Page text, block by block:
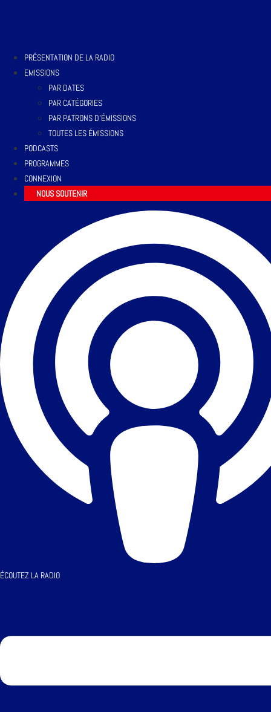
PRÉSENTATION DE LA RADIO
EMISSIONS
PAR DATES
PAR CATÉGORIES
PAR PATRONS D’ÉMISSIONS
TOUTES LES ÉMISSIONS
PODCASTS
PROGRAMMES
CONNEXION
NOUS SOUTENIR
ÉCOUTEZ LA RADIO